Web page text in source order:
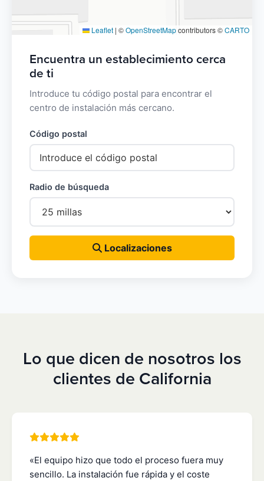
Leaflet | ©OpenStreetMapcontributors ©CARTO
Encuentra un establecimiento cerca
de ti
Introduce tu código postal para encontrar el
centro de instalación más cercano.
Código postal
Radio de búsqueda
Localizaciones
Lo que dicen de nosotros los
clientes de California
«El equipo hizo que todo el proceso fuera muy
sencillo. La instalación fue rápida y el coste